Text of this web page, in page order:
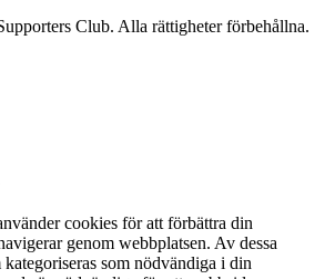
Club. Alla rättigheter förbehållna.
cookies för att förbättra din
genom webbplatsen. Av dessa
kategoriseras som nödvändiga i din